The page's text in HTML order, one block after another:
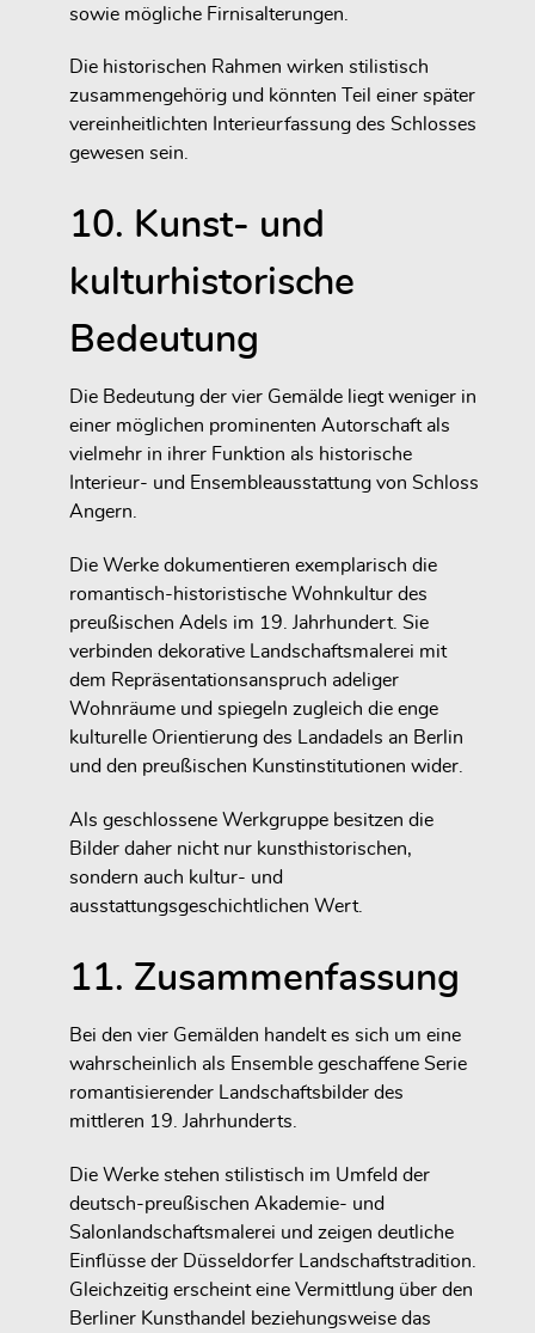
sowie mögliche Firnisalterungen.
Die historischen Rahmen wirken stilistisch
zusammengehörig und könnten Teil einer später
vereinheitlichten Interieurfassung des Schlosses
gewesen sein.
10. Kunst- und
kulturhistorische
Bedeutung
Die Bedeutung der vier Gemälde liegt weniger in
einer möglichen prominenten Autorschaft als
vielmehr in ihrer Funktion als historische
Interieur- und Ensembleausstattung von Schloss
Angern.
Die Werke dokumentieren exemplarisch die
romantisch-historistische Wohnkultur des
preußischen Adels im 19. Jahrhundert. Sie
verbinden dekorative Landschaftsmalerei mit
dem Repräsentationsanspruch adeliger
Wohnräume und spiegeln zugleich die enge
kulturelle Orientierung des Landadels an Berlin
und den preußischen Kunstinstitutionen wider.
Als geschlossene Werkgruppe besitzen die
Bilder daher nicht nur kunsthistorischen,
sondern auch kultur- und
ausstattungsgeschichtlichen Wert.
11. Zusammenfassung
Bei den vier Gemälden handelt es sich um eine
wahrscheinlich als Ensemble geschaffene Serie
romantisierender Landschaftsbilder des
mittleren 19. Jahrhunderts.
Die Werke stehen stilistisch im Umfeld der
deutsch-preußischen Akademie- und
Salonlandschaftsmalerei und zeigen deutliche
Einflüsse der Düsseldorfer Landschaftstradition.
Gleichzeitig erscheint eine Vermittlung über den
Berliner Kunsthandel beziehungsweise das